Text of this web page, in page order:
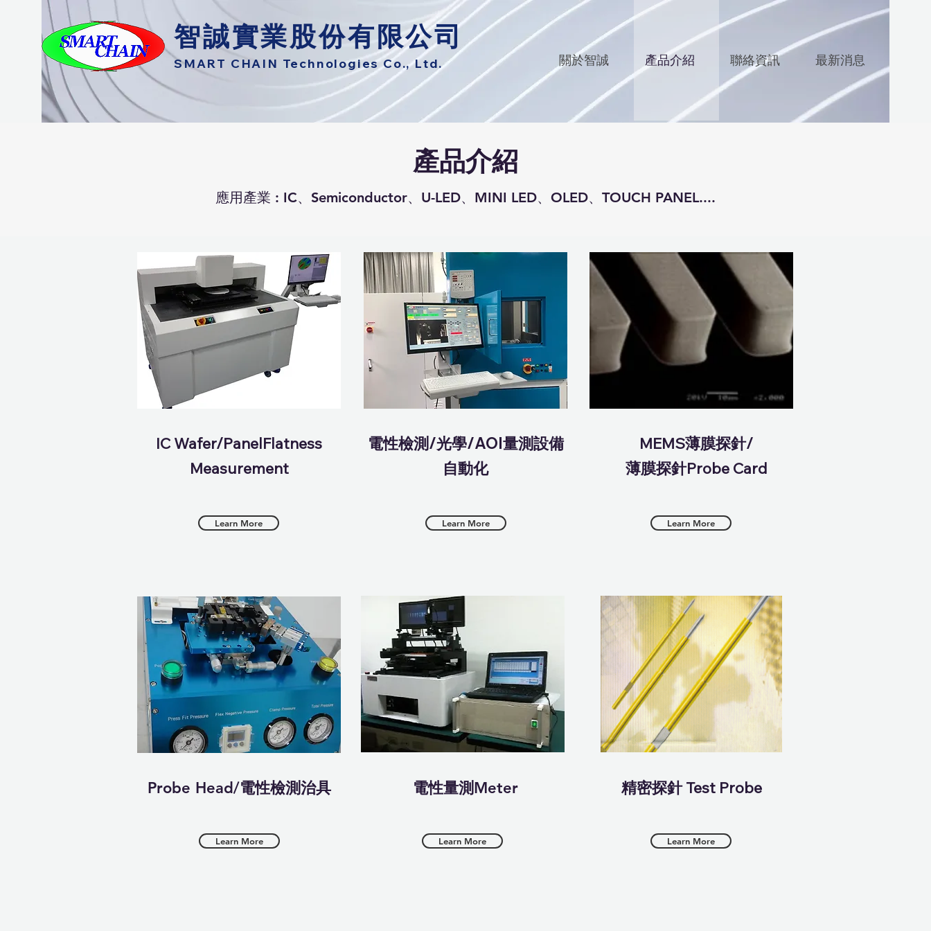
智誠實業股份有限公司
SMART CHAIN Technologies Co., Ltd. 關於智誠 產品介紹 聯絡資訊 最新消息
產品介紹
應用產業 : IC、Semiconductor、U-LED、MINI LED、OLED、TOUCH PANEL....
IC Wafer/PanelFlatness
Measurement
Learn More
​電性檢測/光學/AOI量測設備
自動化
Learn More
MEMS薄膜探針/
薄膜探針Probe Card
Learn More
Probe Head/電性檢測治具
Learn More
​電性量測Meter
Learn More
​精密探針 Test Probe
Learn More